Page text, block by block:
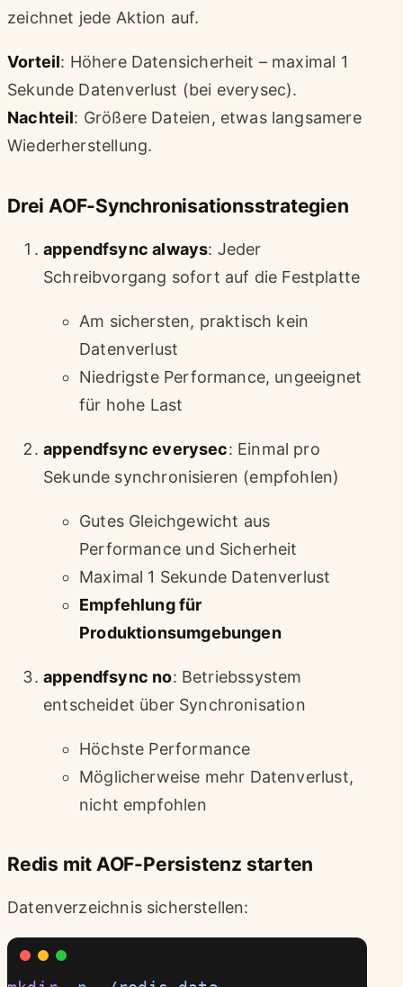
zeichnet jede Aktion auf.
Vorteil: Höhere Datensicherheit – maximal 1
Sekunde Datenverlust (bei everysec).
Nachteil: Größere Dateien, etwas langsamere
Wiederherstellung.
Drei AOF-Synchronisationsstrategien
appendfsync always: Jeder
Schreibvorgang sofort auf die Festplatte
Am sichersten, praktisch kein
Datenverlust
Niedrigste Performance, ungeeignet
für hohe Last
appendfsync everysec: Einmal pro
Sekunde synchronisieren (empfohlen)
Gutes Gleichgewicht aus
Performance und Sicherheit
Maximal 1 Sekunde Datenverlust
Empfehlung für
Produktionsumgebungen
appendfsync no: Betriebssystem
entscheidet über Synchronisation
Höchste Performance
Möglicherweise mehr Datenverlust,
nicht empfohlen
Redis mit AOF-Persistenz starten
Datenverzeichnis sicherstellen: